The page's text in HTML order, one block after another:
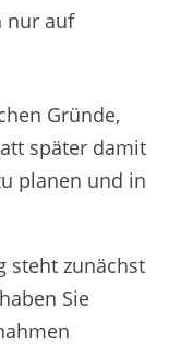
nur auf
Gründe,
später damit
planen und in
steht zunächst
Sie